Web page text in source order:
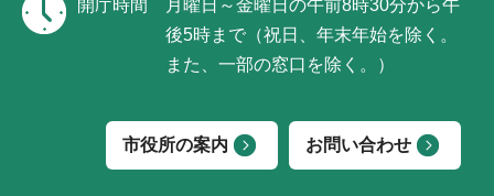
開庁時間
月曜日～金曜日の午前8時30分から午
後5時まで（祝日、年末年始を除く。
また、一部の窓口を除く。）
市役所の案内 お問い合わせ